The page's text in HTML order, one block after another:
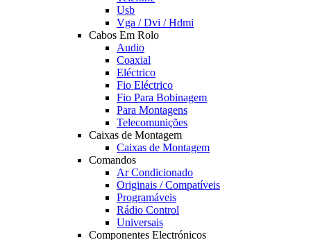
Usb
Vga / Dvi / Hdmi
Cabos Em Rolo
Audio
Coaxial
Eléctrico
Fio Eléctrico
Fio Para Bobinagem
Para Montagens
Telecomunições
Caixas de Montagem
Caixas de Montagem
Comandos
Ar Condicionado
Originais / Compatíveis
Programáveis
Rádio Control
Universais
Componentes Electrónicos